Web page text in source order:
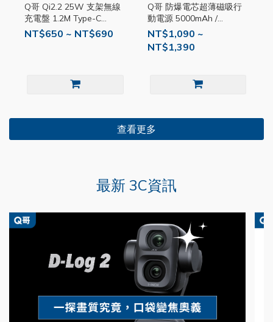
Q哥 Qi2.2 25W 支架無線
充電盤 1.2M Type-C
QKKK033
NT$650 ~ NT$690
Q哥 防爆電芯超薄磁吸行
動電源 5000mAh /
10000mAh QKKP010
NT$1,090 ~
NT$1,390
查看更多
最新 3C資訊